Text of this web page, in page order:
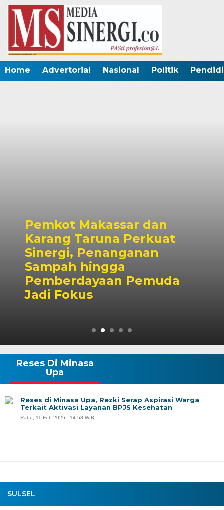
Home Advertorial Nasional Politik
Dubes Singapura Temui
Wali Kota Munafri,
Kolaborasi Pelatihan
hingga Masyarakat
SULSEL
Reses Di Minasa
Upa
Reses di Minasa Upa, Rezki Serap Aspirasi Warga
Terkait Aktivasi Layanan BPJS Kesehatan
Rabu, 11 Feb 2026 - 14:58 WIB